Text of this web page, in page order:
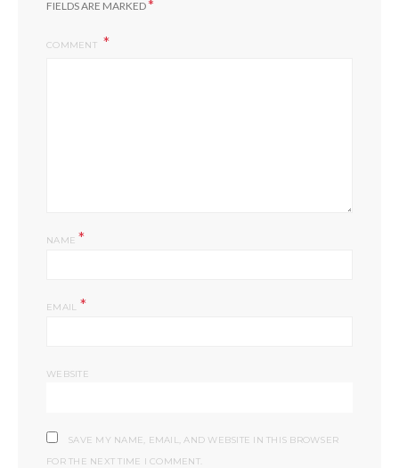
FIELDS ARE MARKED*
COMMENT
NAME*
EMAIL *
WEBSITE
SAVE MY NAME, EMAIL, AND WEBSITE IN THIS BROWSER
FOR THE NEXT TIME I COMMENT.